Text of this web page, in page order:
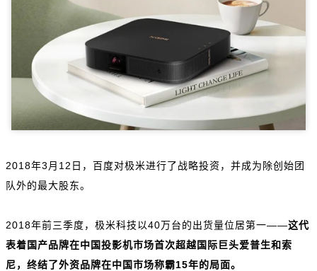
2018年3月12日，百度对极米进行了战略投资，并成为除创始团
队外的最大股东。
2018年前三季度，极米科技以40万台的出货量位居第一——这代
表着国产品牌在中国投影机市场首次超越国际巨头爱普生和索
尼，终结了外资品牌在中国市场称霸15年的局面。